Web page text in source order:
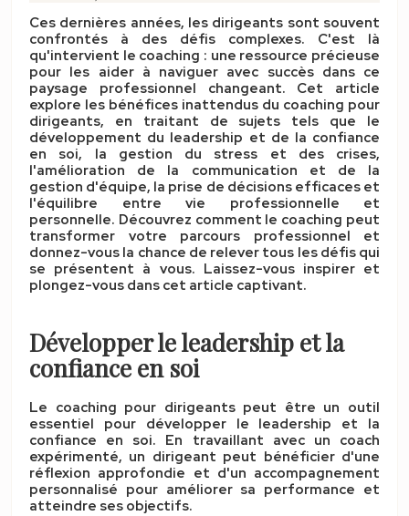
Ces dernières années, les dirigeants sont souvent
confrontés à des défis complexes. C'est là
qu'intervient le coaching : une ressource précieuse
pour les aider à naviguer avec succès dans ce
paysage professionnel changeant. Cet article
explore les bénéfices inattendus du coaching pour
dirigeants, en traitant de sujets tels que le
développement du leadership et de la confiance
en soi, la gestion du stress et des crises,
l'amélioration de la communication et de la
gestion d'équipe, la prise de décisions efficaces et
l'équilibre entre vie professionnelle et
personnelle. Découvrez comment le coaching peut
transformer votre parcours professionnel et
donnez-vous la chance de relever tous les défis qui
se présentent à vous. Laissez-vous inspirer et
plongez-vous dans cet article captivant.
Développer le leadership et la
confiance en soi
Le coaching pour dirigeants peut être un outil
essentiel pour développer le leadership et la
confiance en soi. En travaillant avec un coach
expérimenté, un dirigeant peut bénéficier d'une
réflexion approfondie et d'un accompagnement
personnalisé pour améliorer sa performance et
atteindre ses objectifs.